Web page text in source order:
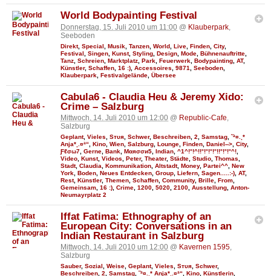
World Bodypainting Festival
Donnerstag, 15. Juli 2010 um 11:00 @ Klauberpark
Seeboden
Direkt, Special Musik Tanzen World Live Finden City,
Festival
Singen Kunst, Styling Design Mode Bühnenauftritte
Tanz Schreien Marktplatz Park Feuerwerk Bodypainting AT,
Künstler, Schaffen 16 :) Accessoires 9871 Seeboden
Klauberpark Festivalgelände Übersee
Cabula6 - Claudia Heu & Jeremy Xido:
Crime – Salzburg
Mittwoch, 14. Juli 2010 um 12:00 @ Republic-Cafe,
Salzburg
Geplant, Vieles Sтυя Schwer, Beschreiben 2 Samstag ˜ª¤.¸*
Anja*¸.¤ª“ Kino Wien Salzburg Lounge Finden Daniel--> City,
Ƒℓσω7 Gerne Bank Мαяσσи5 Indian ^1^!°!^!!°!°!°!°!!°!°!°^!
Video Kunst, Videos Peter, Theater, Städte Studio Thomas
Stadt, Claudia Kommunikation Altstadt, Money, Partei^^ New
York Boden Neues Entdecken Group Liefern Sagen.....:-) AT,
Rest, Künstler, Themen Schaffen Community, Brille From
Gemeinsam 16 :) Crime 1200 5020 2100 Ausstellung Anton-
Neumayrplatz 2
Iffat Fatima: Ethnography of an
European City: Conversations in an
Indian Restaurant in Salzburg
Mittwoch, 14. Juli 2010 um 12:00 @ Kavernen 1595,
Salzburg
Sauber, Sozial, Weise, Geplant, Vieles, Sтυя, Schwer,
Beschreiben, 2, Samstag, ˜ª¤.¸* Anja*¸.¤ª“, Kino, Künstlerin,